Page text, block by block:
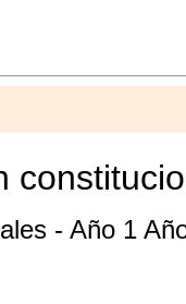
- Año 1